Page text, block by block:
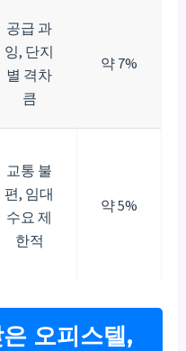
공급 과
잉, 단지
별 격차
큼
약 7%
교통 불
편, 임대
수요 제
한적
약 5%
오피스텔,